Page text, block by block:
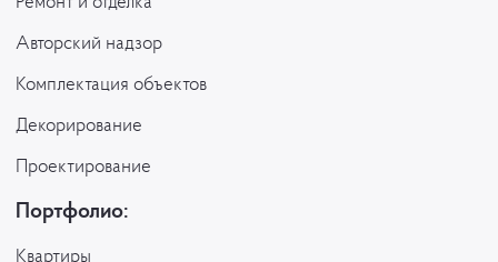
Авторский надзор
Комплектация объектов
Декорирование
Проектирование
Портфолио:
Квартиры